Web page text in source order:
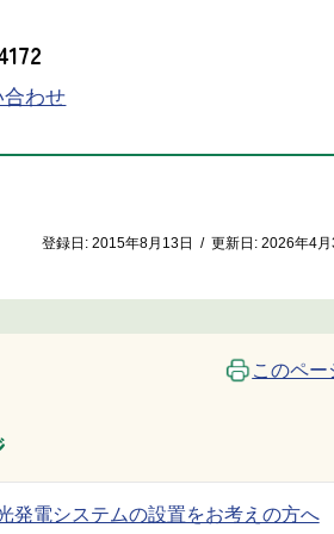
わせ
登録日:2015年8月13日 / 更新日:2026年4月
このペー
発電システムの設置をお考えの方へ